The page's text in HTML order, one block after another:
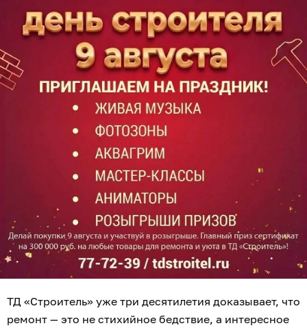
ТД «Строитель» уже три десятилетия доказывает, что
ремонт — это не стихийное бедствие, а интересное